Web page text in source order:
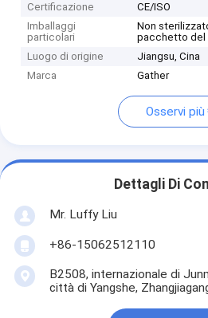
Certificazione
CE/ISO
Imballaggi
particolari
Non
pacchetto del
Luogo di origine
Jiangsu, Cina
Marca
Gather
Osservi più
Dettagli Di
Mr. Luffy Liu
+86-15062512110
B2508, internazionale di
città di Yangshe,